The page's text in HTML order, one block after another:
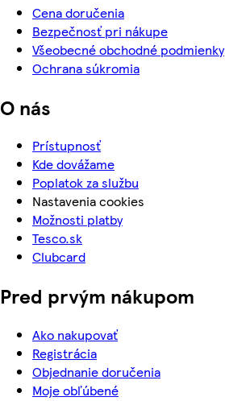
Cena doručenia
Bezpečnosť pri nákupe
Všeobecné obchodné podmienky
Ochrana súkromia
O nás
Prístupnosť
Kde dovážame
Poplatok za službu
Nastavenia cookies
Možnosti platby
Tesco.sk
Clubcard
Pred prvým nákupom
Ako nakupovať
Registrácia
Objednanie doručenia
Moje obľúbené